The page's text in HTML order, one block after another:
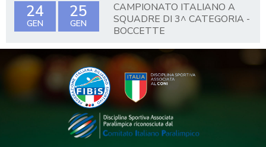
24
GEN
25
GEN
CAMPIONATO ITALIANO A
SQUADRE DI 3^ CATEGORIA -
BOCCETTE